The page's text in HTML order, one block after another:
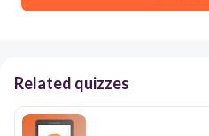
Related quizzes